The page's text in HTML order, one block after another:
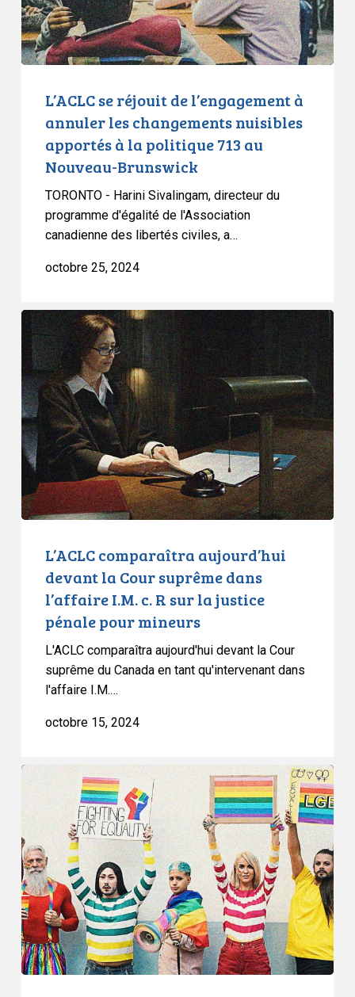
les
changements
nuisibles
politique
Nouveau-
Brunswick
L’ACLC se réjouit de l’engagement à
annuler les changements nuisibles
apportés à la politique 713 au
Nouveau-Brunswick
TORONTO - Harini Sivalingam, directeur du
programme d'égalité de l'Association
canadienne des libertés civiles, a…
octobre 25, 2024
L’ACLC
comparaîtra
aujourd’hui
devant
la
Cour
suprême
dans
l’affaire
I.M.
justice
pénale
mineurs
L’ACLC comparaîtra aujourd’hui
devant la Cour suprême dans
l’affaire I.M. c. R sur la justice
pénale pour mineurs
L'ACLC comparaîtra aujourd'hui devant la Cour
suprême du Canada en tant qu'intervenant dans
l'affaire I.M.…
octobre 15, 2024
L’ACLC
la
clause
dérogatoire
ne
devrait
pas
limiter
la